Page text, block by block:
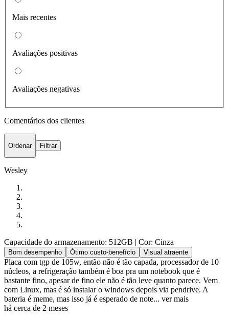
Mais recentes
Avaliações positivas
Avaliações negativas
Comentários dos clientes
Ordenar Filtrar
Wesley
Capacidade do armazenamento: 512GB | Cor: Cinza
Bom desempenho Ótimo custo-benefício Visual atraente
Placa com tgp de 105w, então não é tão capada, processador de 10
núcleos, a refrigeração também é boa pra um notebook que é
bastante fino, apesar de fino ele não é tão leve quanto parece. Vem
com Linux, mas é só instalar o windows depois via pendrive. A
bateria é meme, mas isso já é esperado de note... ver mais
há cerca de 2 meses